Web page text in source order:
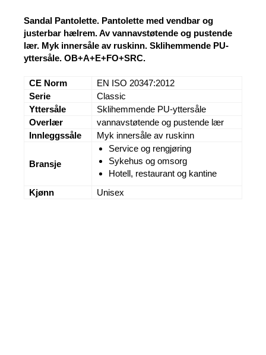
Sandal Pantolette. Pantolette med vendbar og
justerbar hælrem. Av vannavstøtende og pustende
lær. Myk innersåle av ruskinn. Sklihemmende PU-
yttersåle. OB+A+E+FO+SRC.
CE Norm
EN ISO 20347:2012
Serie
Classic
Yttersåle
Sklihemmende PU-yttersåle
Overlær
vannavstøtende og pustende lær
Innleggssåle
Myk innersåle av ruskinn
Bransje
Service og rengjøring
Sykehus og omsorg
Hotell, restaurant og kantine
Kjønn
Unisex